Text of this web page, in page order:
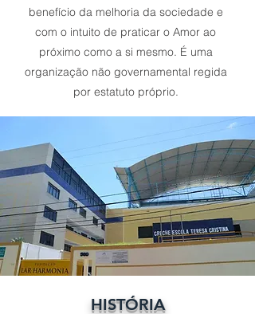
benefício da melhoria da sociedade e
com o intuito de praticar o Amor ao
próximo como a si mesmo. É uma
organização não governamental regida
por estatuto próprio.
HISTÓRIA